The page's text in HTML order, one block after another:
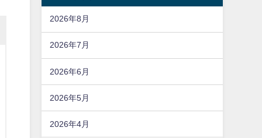
2026年8月
2026年7月
2026年6月
2026年5月
2026年4月